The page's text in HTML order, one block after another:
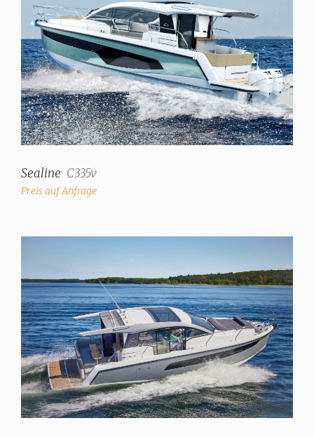
Sealine C335v
Preis auf Anfrage